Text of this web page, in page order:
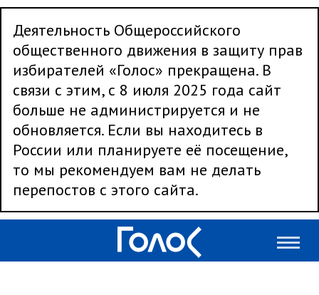
Деятельность Общероссийского
общественного движения в защиту прав
избирателей «Голос» прекращена. В
связи с этим, с 8 июля 2025 года сайт
больше не администрируется и не
обновляется. Если вы находитесь в
России или планируете её посещение,
то мы рекомендуем вам не делать
перепостов с этого сайта.